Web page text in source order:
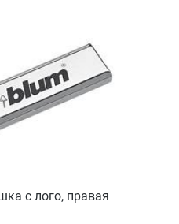
с лого, правая